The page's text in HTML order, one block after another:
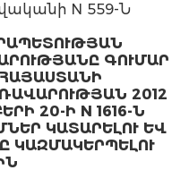
N 559-Ն
ԳՈՒՄԱՐ
2012
20-Ի N 1616-Ն
ԿԱՏԱՐԵԼՈՒ ԵՎ